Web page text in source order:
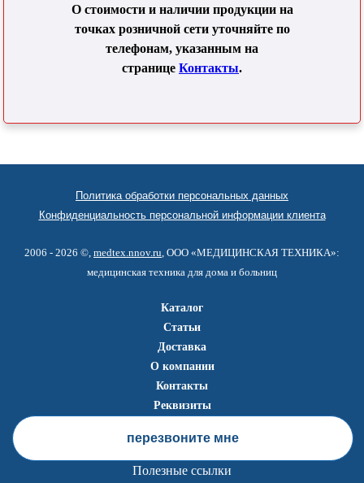
О стоимости и наличии продукции на
точках розничной сети уточняйте по
телефонам, указанным на
странице Контакты.
Политика обработки персональных данных
Конфиденциальность персональной информации клиента
2006 - 2026 ©, medtex.nnov.ru , ООО «МЕДИЦИНСКАЯ ТЕХНИКА»:
медицинская техника для дома и больниц
Каталог
Статьи
Доставка
О компании
Контакты
Реквизиты
перезвоните мне
Полезные ссылки